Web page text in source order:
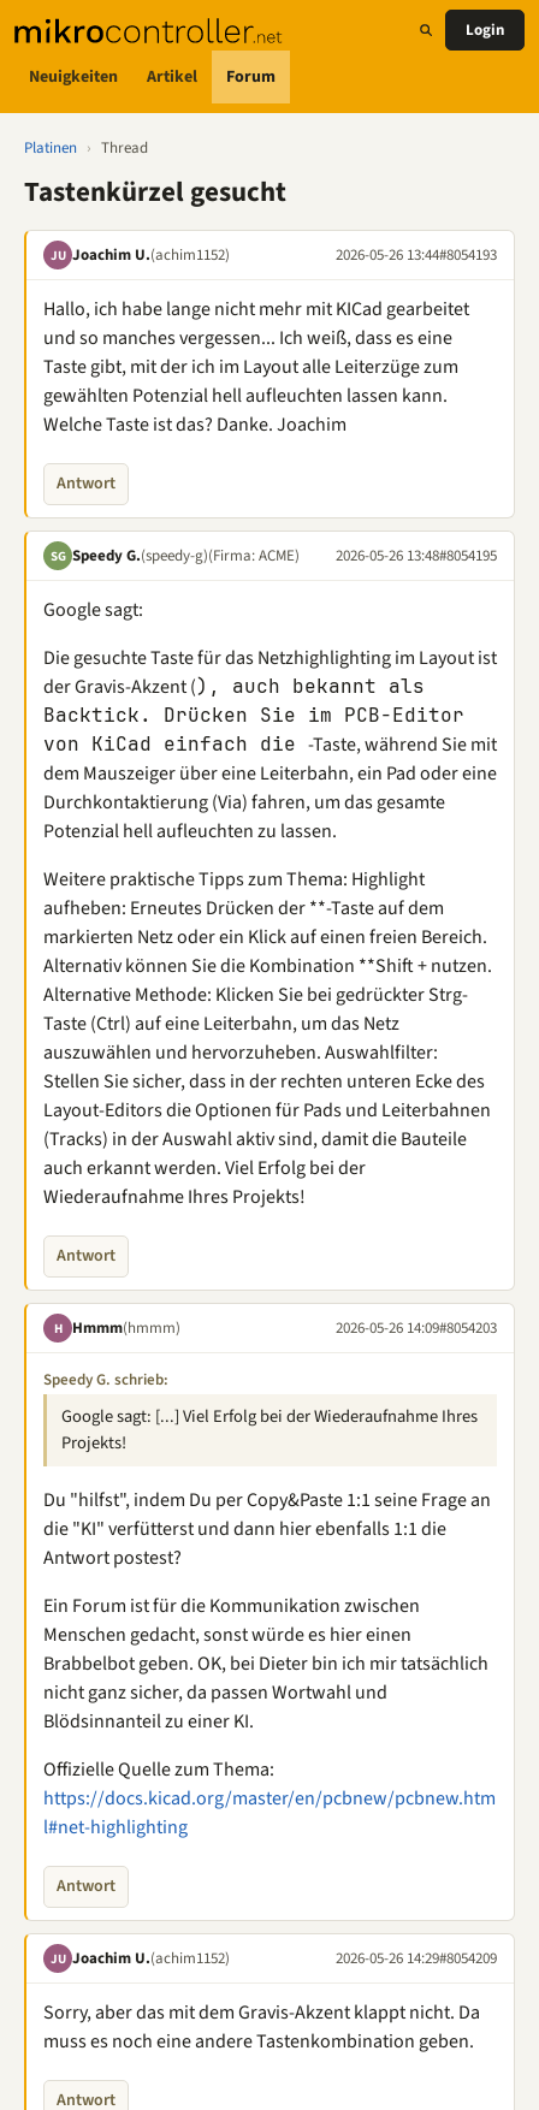
Neuigkeiten Artikel Forum
Login
Platinen › Thread
Tastenkürzel gesucht
JU Joachim U.(achim1152) 2026-05-26 13:44#8054193
Hallo, ich habe lange nicht mehr mit KICad gearbeitet
und so manches vergessen... Ich weiß, dass es eine
Taste gibt, mit der ich im Layout alle Leiterzüge zum
gewählten Potenzial hell aufleuchten lassen kann.
Welche Taste ist das? Danke. Joachim
Antwort
SG Speedy G.(speedy-g)(Firma: ACME) 2026-05-26 13:48#8054195
Google sagt:
Die gesuchte Taste für das Netzhighlighting im Layout ist
der Gravis-Akzent (), auch bekannt als
Backtick. Drücken Sie im PCB-Editor
von KiCad einfach die -Taste, während Sie mit
dem Mauszeiger über eine Leiterbahn, ein Pad oder eine
Durchkontaktierung (Via) fahren, um das gesamte
Potenzial hell aufleuchten zu lassen.
Weitere praktische Tipps zum Thema: Highlight
aufheben: Erneutes Drücken der **-Taste auf dem
markierten Netz oder ein Klick auf einen freien Bereich.
Alternativ können Sie die Kombination **Shift + nutzen.
Alternative Methode: Klicken Sie bei gedrückter Strg-
Taste (Ctrl) auf eine Leiterbahn, um das Netz
auszuwählen und hervorzuheben. Auswahlfilter:
Stellen Sie sicher, dass in der rechten unteren Ecke des
Layout-Editors die Optionen für Pads und Leiterbahnen
(Tracks) in der Auswahl aktiv sind, damit die Bauteile
auch erkannt werden. Viel Erfolg bei der
Wiederaufnahme Ihres Projekts!
Antwort
H Hmmm(hmmm) 2026-05-26 14:09#8054203
Speedy G. schrieb:
Google sagt: [...] Viel Erfolg bei der Wiederaufnahme Ihres
Projekts!
Du "hilfst", indem Du per Copy&Paste 1:1 seine Frage an
die "KI" verfütterst und dann hier ebenfalls 1:1 die
Antwort postest?
Ein Forum ist für die Kommunikation zwischen
Menschen gedacht, sonst würde es hier einen
Brabbelbot geben. OK, bei Dieter bin ich mir tatsächlich
nicht ganz sicher, da passen Wortwahl und
Blödsinnanteil zu einer KI.
Offizielle Quelle zum Thema:
https://docs.kicad.org/master/en/pcbnew/pcbnew.htm
l#net-highlighting
Antwort
JU Joachim U.(achim1152) 2026-05-26 14:29#8054209
Sorry, aber das mit dem Gravis-Akzent klappt nicht. Da
muss es noch eine andere Tastenkombination geben.
Antwort